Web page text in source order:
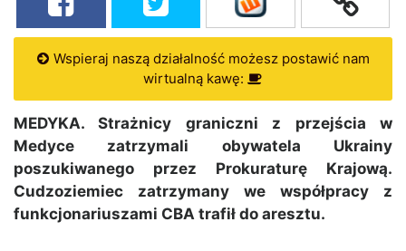
Wspieraj naszą działalność możesz postawić nam
wirtualną kawę:
MEDYKA. Strażnicy graniczni z przejścia w
Medyce zatrzymali obywatela Ukrainy
poszukiwanego przez Prokuraturę Krajową.
Cudzoziemiec zatrzymany we współpracy z
funkcjonariuszami CBA trafił do aresztu.